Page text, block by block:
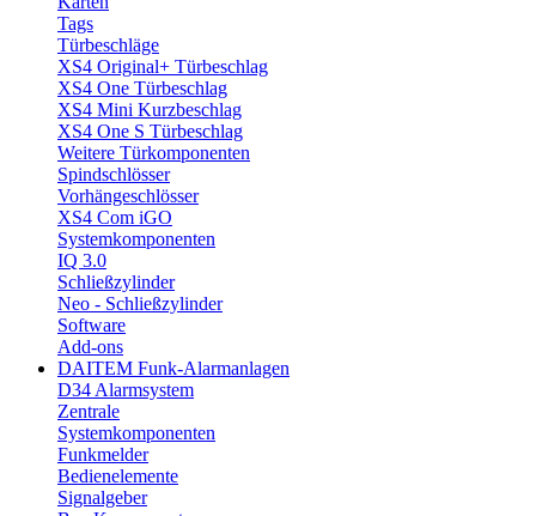
Tags
Türbeschläge
XS4 Original+ Türbeschlag
XS4 One Türbeschlag
XS4 Mini Kurzbeschlag
XS4 One S Türbeschlag
Weitere Türkomponenten
Spindschlösser
Vorhängeschlösser
XS4 Com iGO
Systemkomponenten
IQ 3.0
Schließzylinder
Neo - Schließzylinder
Software
Add-ons
DAITEM Funk-Alarmanlagen
D34 Alarmsystem
Zentrale
Systemkomponenten
Funkmelder
Bedienelemente
Signalgeber